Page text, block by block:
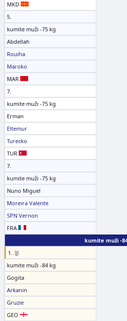
MKD
5.
kumite muži -75 kg
Abdellah
Rouiha
Maroko
MAR
7.
kumite muži -75 kg
Erman
Eltemur
Turecko
TUR
7.
kumite muži -75 kg
Nuno Miguel
Moreira Valente
SPN Vernon
FRA
kumite muži -
1. 🥇
kumite muži -84 kg
Gogita
Arkanin
Gruzie
GEO